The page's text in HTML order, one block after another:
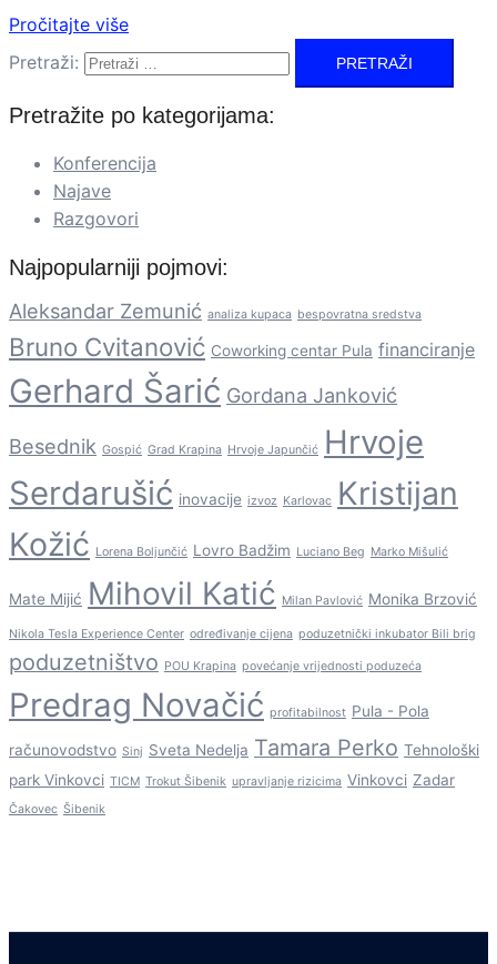
Pročitajte više
Pretraži:
Pretražite po kategorijama:
Konferencija
Najave
Razgovori
Najpopularniji pojmovi:
Aleksandar Zemunić analiza kupaca bespovratna sredstva
Bruno Cvitanović Coworking centar Pula financiranje
Gerhard Šarić Gordana Janković
Besednik Gospić Grad Krapina Hrvoje Japunčić Hrvoje
Serdarušić inovacije izvoz Karlovac Kristijan
Kožić Lorena Boljunčić Lovro Badžim Luciano Beg Marko Mišulić
Mate Mijić Mihovil Katić Milan Pavlović Monika Brzović
Nikola Tesla Experience Center određivanje cijena poduzetnički inkubator Bili brig
poduzetništvo POU Krapina povećanje vrijednosti poduzeća
Predrag Novačić profitabilnost Pula - Pola
računovodstvo Sinj Sveta Nedelja Tamara Perko Tehnološki
park Vinkovci TICM Trokut Šibenik upravljanje rizicima Vinkovci Zadar
Čakovec Šibenik